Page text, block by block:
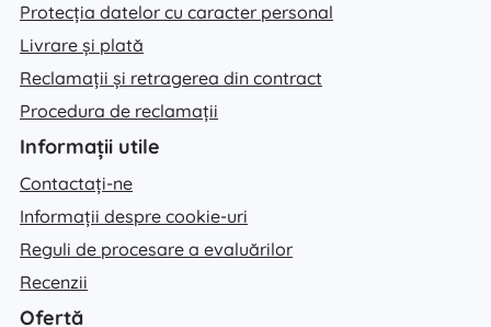
Protecția datelor cu caracter personal
Livrare și plată
Reclamații și retragerea din contract
Procedura de reclamații
Informații utile
Contactați-ne
Informații despre cookie-uri
Reguli de procesare a evaluărilor
Recenzii
Ofertă